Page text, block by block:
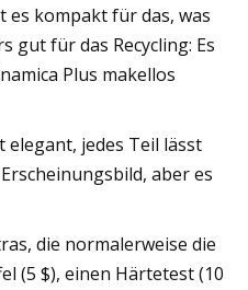
es kompakt für das, was
gut für das Recycling: Es
Plus makellos
elegant, jedes Teil lässt
aber es
die normalerweise die
(5 $), einen Härtetest (10